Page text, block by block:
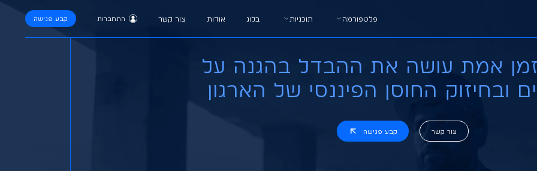
פלטפורמה תוכניות בלוג אודות צור קשר התחברות קבע פגישה
אמת עושה את ההבדל בהגנה על
ובחיזוק החוסן הפיננסי של הארגון
צור קשר קבע פגישה